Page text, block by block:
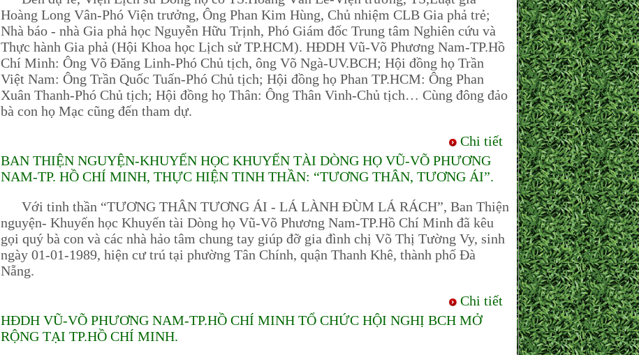
Hoàng Long Vân-Phó Viện trưởng, Ông Phan Kim Hùng, Chủ nhiệm CLB Gia phả trẻ;
Nhà báo - nhà Gia phả học Nguyễn Hữu Trịnh, Phó Giám đốc Trung tâm Nghiên cứu và
Thực hành Gia phả (Hội Khoa học Lịch sử TP.HCM). HĐDH Vũ-Võ Phương Nam-TP.Hồ
Chí Minh: Ông Võ Đăng Linh-Phó Chủ tịch, ông Võ Ngà-UV.BCH; Hội đồng họ Trần
Việt Nam: Ông Trần Quốc Tuấn-Phó Chủ tịch; Hội đồng họ Phan TP.HCM: Ông Phan
Xuân Thanh-Phó Chủ tịch; Hội đồng họ Thân: Ông Thân Vinh-Chủ tịch… Cùng đông đảo
bà con họ Mạc cũng đến tham dự.
Chi tiết
BAN THIỆN NGUYỆN-KHUYẾN HỌC KHUYẾN TÀI DÒNG HỌ VŨ-VÕ PHƯƠNG
NAM-TP. HỒ CHÍ MINH, THỰC HIỆN TINH THẦN: “TƯƠNG THÂN, TƯƠNG ÁI”.
Với tinh thần “TƯƠNG THÂN TƯƠNG ÁI - LÁ LÀNH ĐÙM LÁ RÁCH”, Ban Thiện
nguyện- Khuyến học Khuyến tài Dòng họ Vũ-Võ Phương Nam-TP.Hồ Chí Minh đã kêu
gọi quý bà con và các nhà hảo tâm chung tay giúp đỡ gia đình chị Võ Thị Tường Vy, sinh
ngày 01-01-1989, hiện cư trú tại phường Tân Chính, quận Thanh Khê, thành phố Đà
Nẵng.
Chi tiết
HĐDH VŨ-VÕ PHƯƠNG NAM-TP.HỒ CHÍ MINH TỔ CHỨC HỘI NGHỊ BCH MỞ
RỘNG TẠI TP.HỒ CHÍ MINH.